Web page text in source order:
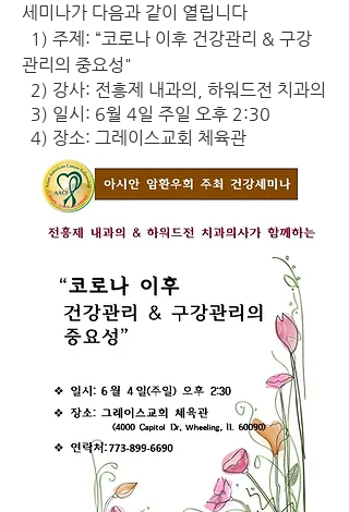
세미나가 다음과 같이 열립니다
관리의 중요성"
  2) 강사: 전흥제 내과의, 하워드전 치과의
  3) 일시: 6월 4일 주일 오후 2:30
  4) 장소: 그레이스교회 체육관